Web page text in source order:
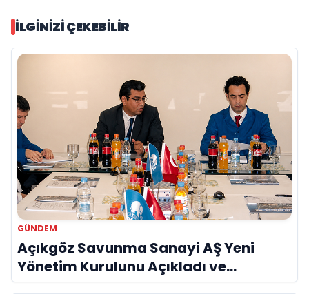
İLGINIZI ÇEKEBILIR
GÜNDEM
Açıkgöz Savunma Sanayi AŞ Yeni
Yönetim Kurulunu Açıkladı ve
Savunma Sanayinde Küresel Vizyon